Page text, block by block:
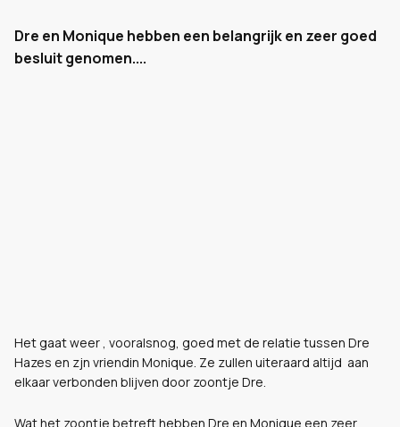
Dre en Monique hebben een belangrijk en zeer goed
besluit genomen....
Het gaat weer , vooralsnog, goed met de relatie tussen Dre
Hazes en zjn vriendin Monique. Ze zullen uiteraard altijd aan
elkaar verbonden blijven door zoontje Dre.
Wat het zoontje betreft hebben Dre en Monique een zeer